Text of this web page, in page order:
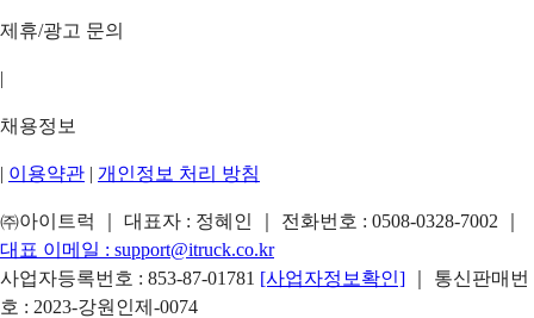
제휴/광고 문의
|
채용정보
| 이용약관 | 개인정보 처리 방침
㈜아이트럭 ｜ 대표자 : 정혜인 ｜ 전화번호 : 0508-0328-7002
대표 이메일 : support@itruck.co.kr
사업자등록번호 : 853-87-01781 [사업자정보확인]
｜ 통신판매번
호 : 2023-강원인제-0074